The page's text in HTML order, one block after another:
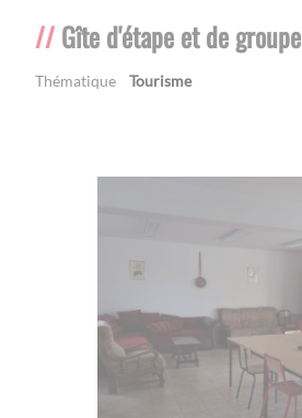
Gîte d'étape et de groupe
Thématique Tourisme